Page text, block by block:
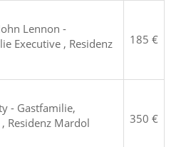
Lennon -
Executive , Residenz
185 €
- Gastfamilie,
Residenz Mardol
350 €